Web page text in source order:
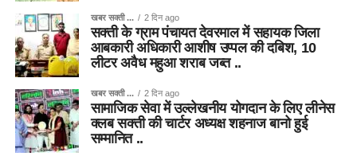
खबर सक्ती ... 2 दिन ago
सक्ती के ग्राम पंचायत देवरमाल में सहायक जिला
आबकारी अधिकारी आशीष उप्पल की दबिश, 10
लीटर अवैध महुआ शराब जब्त ..
खबर सक्ती ... 2 दिन ago
सामाजिक सेवा में उल्लेखनीय योगदान के लिए लीनेस
क्लब सक्ती की चार्टर अध्यक्ष शहनाज बानो हुई
सम्मानित ..